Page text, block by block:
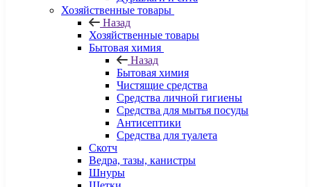
Хозяйственные товары
Назад
Хозяйственные товары
Бытовая химия
Назад
Бытовая химия
Чистящие средства
Средства личной гигиены
Средства для мытья посуды
Антисептики
Средства для туалета
Скотч
Ведра, тазы, канистры
Шнуры